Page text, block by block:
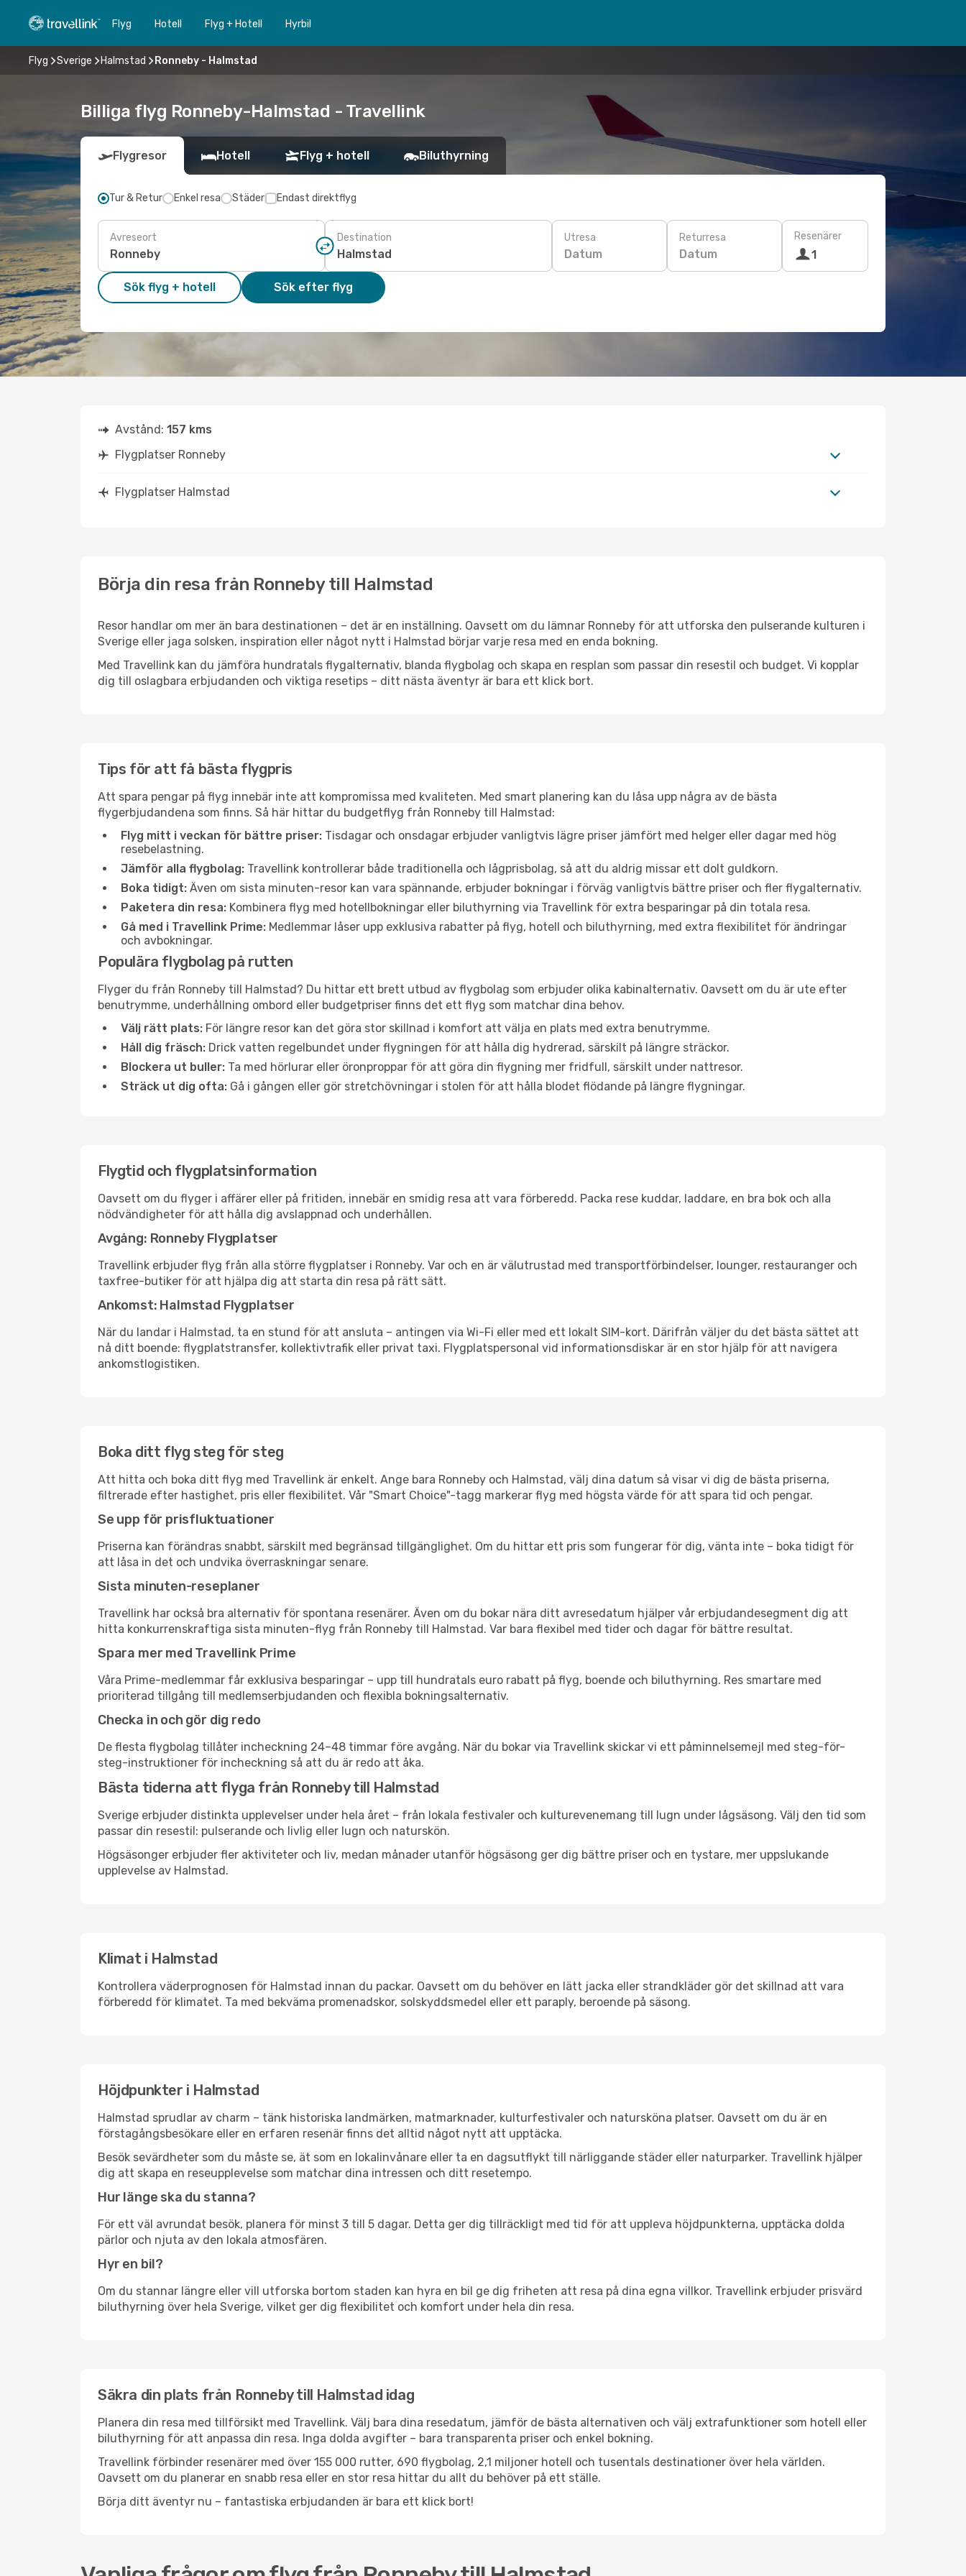
Flyg Hotell Flyg + Hotell Hyrbil
Flyg Sverige Halmstad Ronneby - Halmstad
Billiga flyg Ronneby-Halmstad - Travellink
Flygresor Hotell Flyg + hotell Biluthyrning
Tur & Retur Enkel resa Städer Endast direktflyg
Avreseort Destination Utresa
Datum
Returresa
Datum
Resenärer
1
Sök flyg + hotell Sök efter flyg
Avstånd: 157 kms
Flygplatser Ronneby
Flygplatser Halmstad
Börja din resa från Ronneby till Halmstad
Resor handlar om mer än bara destinationen – det är en inställning. Oavsett om du lämnar Ronneby för att utforska den pulserande kulturen i
Sverige eller jaga solsken, inspiration eller något nytt i Halmstad börjar varje resa med en enda bokning.
Med Travellink kan du jämföra hundratals flygalternativ, blanda flygbolag och skapa en resplan som passar din resestil och budget. Vi kopplar
dig till oslagbara erbjudanden och viktiga resetips – ditt nästa äventyr är bara ett klick bort.
Tips för att få bästa flygpris
Att spara pengar på flyg innebär inte att kompromissa med kvaliteten. Med smart planering kan du låsa upp några av de bästa
flygerbjudandena som finns. Så här hittar du budgetflyg från Ronneby till Halmstad:
Flyg mitt i veckan för bättre priser: Tisdagar och onsdagar erbjuder vanligtvis lägre priser jämfört med helger eller dagar med hög
resebelastning.
Jämför alla flygbolag: Travellink kontrollerar både traditionella och lågprisbolag, så att du aldrig missar ett dolt guldkorn.
Boka tidigt: Även om sista minuten-resor kan vara spännande, erbjuder bokningar i förväg vanligtvis bättre priser och fler flygalternativ.
Paketera din resa: Kombinera flyg med hotellbokningar eller biluthyrning via Travellink för extra besparingar på din totala resa.
Gå med i Travellink Prime: Medlemmar låser upp exklusiva rabatter på flyg, hotell och biluthyrning, med extra flexibilitet för ändringar
och avbokningar.
Populära flygbolag på rutten
Flyger du från Ronneby till Halmstad? Du hittar ett brett utbud av flygbolag som erbjuder olika kabinalternativ. Oavsett om du är ute efter
benutrymme, underhållning ombord eller budgetpriser finns det ett flyg som matchar dina behov.
Välj rätt plats: För längre resor kan det göra stor skillnad i komfort att välja en plats med extra benutrymme.
Håll dig fräsch: Drick vatten regelbundet under flygningen för att hålla dig hydrerad, särskilt på längre sträckor.
Blockera ut buller: Ta med hörlurar eller öronproppar för att göra din flygning mer fridfull, särskilt under nattresor.
Sträck ut dig ofta: Gå i gången eller gör stretchövningar i stolen för att hålla blodet flödande på längre flygningar.
Flygtid och flygplatsinformation
Oavsett om du flyger i affärer eller på fritiden, innebär en smidig resa att vara förberedd. Packa rese kuddar, laddare, en bra bok och alla
nödvändigheter för att hålla dig avslappnad och underhållen.
Avgång: Ronneby Flygplatser
Travellink erbjuder flyg från alla större flygplatser i Ronneby. Var och en är välutrustad med transportförbindelser, lounger, restauranger och
taxfree-butiker för att hjälpa dig att starta din resa på rätt sätt.
Ankomst: Halmstad Flygplatser
När du landar i Halmstad, ta en stund för att ansluta – antingen via Wi-Fi eller med ett lokalt SIM-kort. Därifrån väljer du det bästa sättet att
nå ditt boende: flygplatstransfer, kollektivtrafik eller privat taxi. Flygplatspersonal vid informationsdiskar är en stor hjälp för att navigera
ankomstlogistiken.
Boka ditt flyg steg för steg
Att hitta och boka ditt flyg med Travellink är enkelt. Ange bara Ronneby och Halmstad, välj dina datum så visar vi dig de bästa priserna,
filtrerade efter hastighet, pris eller flexibilitet. Vår "Smart Choice"-tagg markerar flyg med högsta värde för att spara tid och pengar.
Se upp för prisfluktuationer
Priserna kan förändras snabbt, särskilt med begränsad tillgänglighet. Om du hittar ett pris som fungerar för dig, vänta inte – boka tidigt för
att låsa in det och undvika överraskningar senare.
Sista minuten-reseplaner
Travellink har också bra alternativ för spontana resenärer. Även om du bokar nära ditt avresedatum hjälper vår erbjudandesegment dig att
hitta konkurrenskraftiga sista minuten-flyg från Ronneby till Halmstad. Var bara flexibel med tider och dagar för bättre resultat.
Spara mer med Travellink Prime
Våra Prime-medlemmar får exklusiva besparingar – upp till hundratals euro rabatt på flyg, boende och biluthyrning. Res smartare med
prioriterad tillgång till medlemserbjudanden och flexibla bokningsalternativ.
Checka in och gör dig redo
De flesta flygbolag tillåter incheckning 24–48 timmar före avgång. När du bokar via Travellink skickar vi ett påminnelsemejl med steg-för-
steg-instruktioner för incheckning så att du är redo att åka.
Bästa tiderna att flyga från Ronneby till Halmstad
Sverige erbjuder distinkta upplevelser under hela året – från lokala festivaler och kulturevenemang till lugn under lågsäsong. Välj den tid som
passar din resestil: pulserande och livlig eller lugn och naturskön.
Högsäsonger erbjuder fler aktiviteter och liv, medan månader utanför högsäsong ger dig bättre priser och en tystare, mer uppslukande
upplevelse av Halmstad.
Klimat i Halmstad
Kontrollera väderprognosen för Halmstad innan du packar. Oavsett om du behöver en lätt jacka eller strandkläder gör det skillnad att vara
förberedd för klimatet. Ta med bekväma promenadskor, solskyddsmedel eller ett paraply, beroende på säsong.
Höjdpunkter i Halmstad
Halmstad sprudlar av charm – tänk historiska landmärken, matmarknader, kulturfestivaler och natursköna platser. Oavsett om du är en
förstagångsbesökare eller en erfaren resenär finns det alltid något nytt att upptäcka.
Besök sevärdheter som du måste se, ät som en lokalinvånare eller ta en dagsutflykt till närliggande städer eller naturparker. Travellink hjälper
dig att skapa en reseupplevelse som matchar dina intressen och ditt resetempo.
Hur länge ska du stanna?
För ett väl avrundat besök, planera för minst 3 till 5 dagar. Detta ger dig tillräckligt med tid för att uppleva höjdpunkterna, upptäcka dolda
pärlor och njuta av den lokala atmosfären.
Hyr en bil?
Om du stannar längre eller vill utforska bortom staden kan hyra en bil ge dig friheten att resa på dina egna villkor. Travellink erbjuder prisvärd
biluthyrning över hela Sverige, vilket ger dig flexibilitet och komfort under hela din resa.
Säkra din plats från Ronneby till Halmstad idag
Planera din resa med tillförsikt med Travellink. Välj bara dina resedatum, jämför de bästa alternativen och välj extrafunktioner som hotell eller
biluthyrning för att anpassa din resa. Inga dolda avgifter – bara transparenta priser och enkel bokning.
Travellink förbinder resenärer med över 155 000 rutter, 690 flygbolag, 2,1 miljoner hotell och tusentals destinationer över hela världen.
Oavsett om du planerar en snabb resa eller en stor resa hittar du allt du behöver på ett ställe.
Börja ditt äventyr nu – fantastiska erbjudanden är bara ett klick bort!